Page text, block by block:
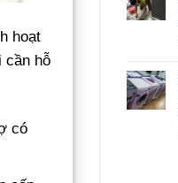
hoạt
cần hỗ
có